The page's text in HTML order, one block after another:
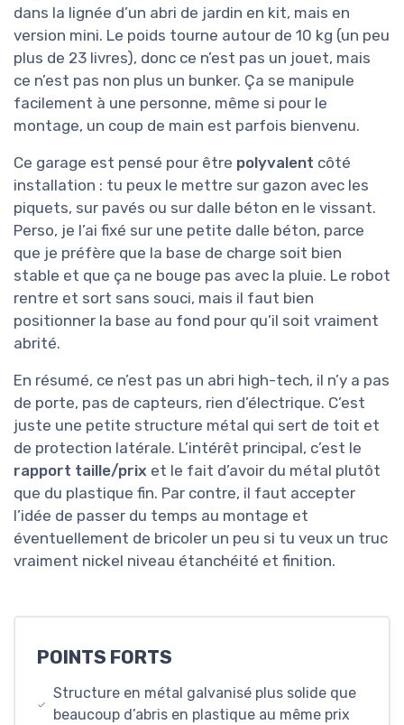
dans la lignée d’un abri de jardin en kit, mais en
version mini. Le poids tourne autour de 10 kg (un peu
plus de 23 livres), donc ce n’est pas un jouet, mais
ce n’est pas non plus un bunker. Ça se manipule
facilement à une personne, même si pour le
montage, un coup de main est parfois bienvenu.
Ce garage est pensé pour être polyvalent côté
installation : tu peux le mettre sur gazon avec les
piquets, sur pavés ou sur dalle béton en le vissant.
Perso, je l’ai fixé sur une petite dalle béton, parce
que je préfère que la base de charge soit bien
stable et que ça ne bouge pas avec la pluie. Le robot
rentre et sort sans souci, mais il faut bien
positionner la base au fond pour qu’il soit vraiment
abrité.
En résumé, ce n’est pas un abri high-tech, il n’y a pas
de porte, pas de capteurs, rien d’électrique. C’est
juste une petite structure métal qui sert de toit et
de protection latérale. L’intérêt principal, c’est le
rapport taille/prix et le fait d’avoir du métal plutôt
que du plastique fin. Par contre, il faut accepter
l’idée de passer du temps au montage et
éventuellement de bricoler un peu si tu veux un truc
vraiment nickel niveau étanchéité et finition.
POINTS FORTS
Structure en métal galvanisé plus solide que
beaucoup d’abris en plastique au même prix